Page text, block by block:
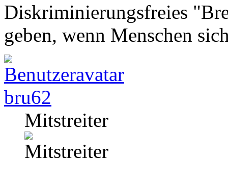
Diskriminierungsfreies
geben, wenn Menschen
bru62
Mitstreiter